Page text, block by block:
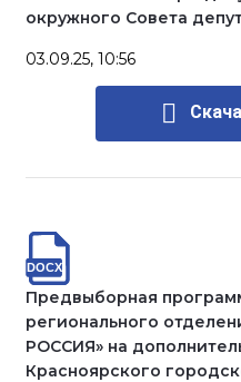
окружного Совета
03.09.25, 10:56
Предвыборная
регионального
РОССИЯ» на
Красноярского